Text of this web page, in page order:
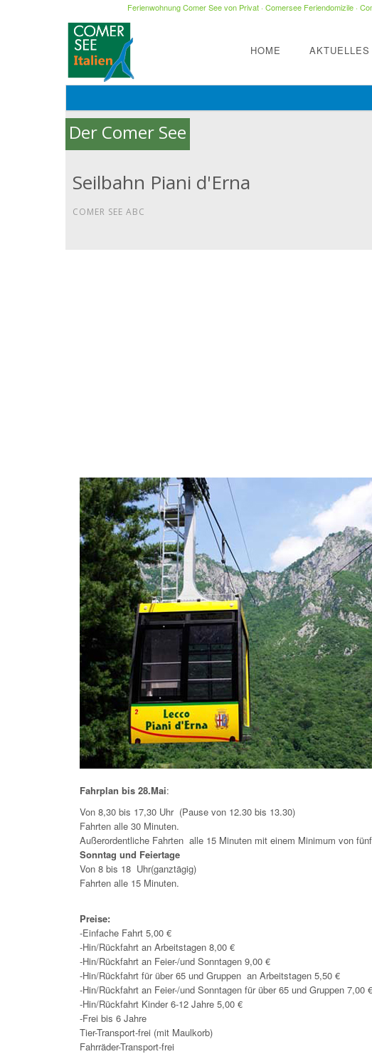
Ferienwohnung Comer See von Privat· Comersee Feriendomizile·
HOME AKTUELLES
Der Comer See
Seilbahn Piani d'Erna
COMER SEE ABC
Fahrplan bis 28.Mai:
Von 8,30 bis 17,30 Uhr (Pause von 12.30 bis 13.30)
Fahrten alle 30 Minuten.
Außerordentliche Fahrten alle 15 Minuten mit einem Minimum von
Sonntag und Feiertage
Von 8 bis 18 Uhr(ganztägig)
Fahrten alle 15 Minuten.
Preise:
-Einfache Fahrt 5,00 €
-Hin/Rückfahrt an Arbeitstagen 8,00 €
-Hin/Rückfahrt an Feier-/und Sonntagen 9,00 €
-Hin/Rückfahrt für über 65 und Gruppen an Arbeitstagen 5,50 €
-Hin/Rückfahrt an Feier-/und Sonntagen für über 65 und Gruppen 7,00 €
-Hin/Rückfahrt Kinder 6-12 Jahre 5,00 €
-Frei bis 6 Jahre
Tier-Transport-frei (mit Maulkorb)
Fahrräder-Transport-frei